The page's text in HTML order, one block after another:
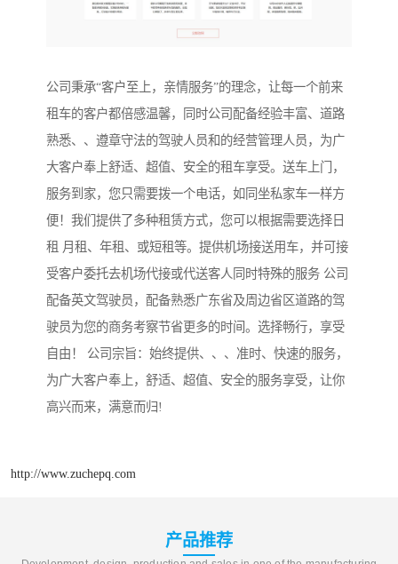
公司秉承“客户至上，亲情服务”的理念，让每一个前来
租车的客户都倍感温馨，同时公司配备经验丰富、道路
熟悉、、遵章守法的驾驶人员和的经营管理人员，为广
大客户奉上舒适、超值、安全的租车享受。送车上门，
服务到家，您只需要拨一个电话，如同坐私家车一样方
便！我们提供了多种租赁方式，您可以根据需要选择日
租 月租、年租、或短租等。提供机场接送用车，并可接
受客户委托去机场代接或代送客人同时特殊的服务 公司
配备英文驾驶员，配备熟悉广东省及周边省区道路的驾
驶员为您的商务考察节省更多的时间。选择畅行，享受
自由！ 公司宗旨：始终提供、、、准时、快速的服务，
为广大客户奉上，舒适、超值、安全的服务享受，让你
高兴而来，满意而归!
http://www.zuchepq.com
产品推荐